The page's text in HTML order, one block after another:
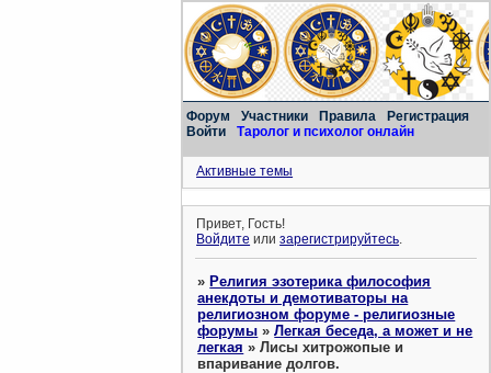
Форум Участники Правила
Регистрация
Войти
Таролог и психолог онлайн
Активные темы
Привет, Гость!
Войдите илизарегистрируйтесь.
»Религия эзотерика философия
анекдоты и демотиваторы на
религиозном форуме - религиозные
форумы »Легкая беседа, а может и не
легкая »Лисы хитрожопые и
впаривание долгов.